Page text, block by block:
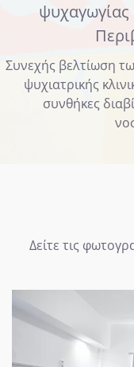
ψυχαγωγίας
Συνεχής βελτίωση
ψυχιατρικής
συνθήκες
Δείτε τις